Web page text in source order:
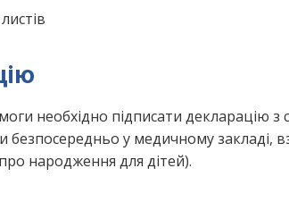
необхідно підписати декларацію
у медичному закладі,
народження для дітей).